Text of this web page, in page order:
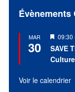
Évènements
MAR
30
Mis
en
avant
09:30
SAVE
Voir le calendrier